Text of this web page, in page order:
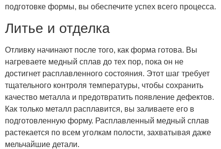
подготовке формы, вы обеспечите успех всего процесса.
Литье и отделка
Отливку начинают после того, как форма готова. Вы
нагреваете медный сплав до тех пор, пока он не
достигнет расплавленного состояния. Этот шаг требует
тщательного контроля температуры, чтобы сохранить
качество металла и предотвратить появление дефектов.
Как только металл расплавится, вы заливаете его в
подготовленную форму. Расплавленный медный сплав
растекается по всем уголкам полости, захватывая даже
мельчайшие детали.